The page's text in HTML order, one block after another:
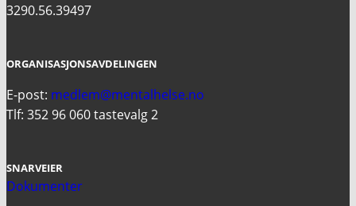
3290.56.39497
ORGANISASJONSAVDELINGEN
E-post: medlem@mentalhelse.no
Tlf: 352 96 060 tastevalg 2
SNARVEIER
Dokumenter